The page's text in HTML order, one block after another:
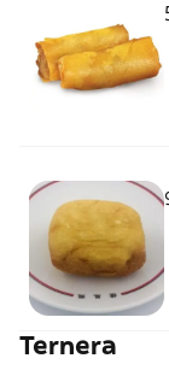
Ternera